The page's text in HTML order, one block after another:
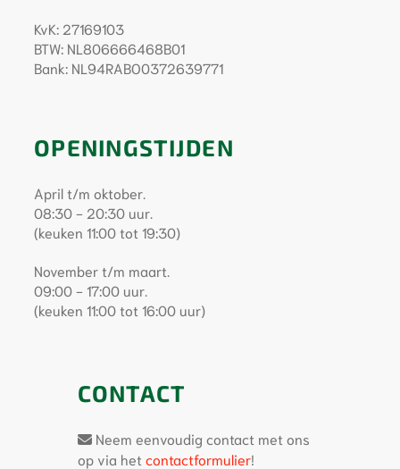
KvK: 27169103
BTW: NL806666468B01
Bank: NL94RABO0372639771
OPENINGSTIJDEN
April t/m oktober.
08:30 - 20:30 uur.
(keuken 11:00 tot 19:30)
November t/m maart.
09:00 - 17:00 uur.
(keuken 11:00 tot 16:00 uur)
CONTACT
Neem eenvoudig contact met ons
op via het contactformulier!